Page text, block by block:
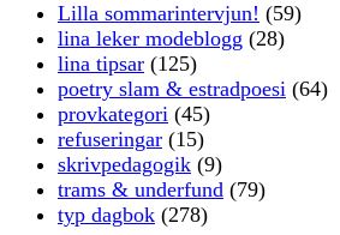
Lilla sommarintervjun! (59)
lina leker modeblogg (28)
lina tipsar (125)
poetry slam & estradpoesi (64)
provkategori (45)
refuseringar (15)
skrivpedagogik (9)
trams & underfund (79)
typ dagbok (278)